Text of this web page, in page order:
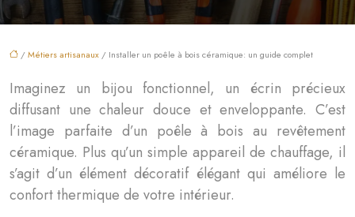
/Métiers artisanaux / Installer un poêle à bois céramique: un guide complet
Imaginez un bijou fonctionnel, un écrin précieux
diffusant une chaleur douce et enveloppante. C’est
l’image parfaite d’un poêle à bois au revêtement
céramique. Plus qu’un simple appareil de chauffage, il
s’agit d’un élément décoratif élégant qui améliore le
confort thermique de votre intérieur.